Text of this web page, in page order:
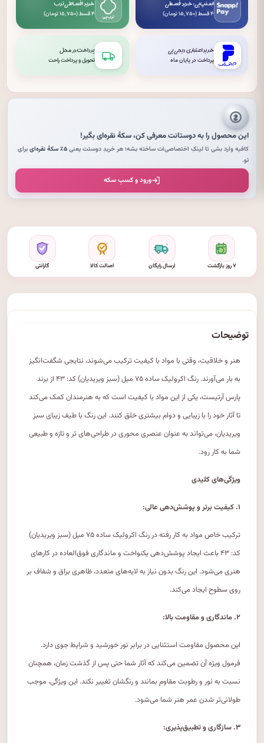
اسنپ‌پی: خرید قسطی
۴ قسط (۱۵٬۷۵۰ تومان)
خرید اقساطی ترب
۴ قسط (۱۵٬۷۵۰ تومان)
خرید اعتباری دیجی‌پی
پرداخت در پایان ماه
پرداخت در محل
تحویل و پرداخت راحت
این محصول را به دوستانت معرفی کن،سکهٔ نقره‌ایبگیر!
کافیه وارد بشی تا لینکِ اختصاصی‌ات ساخته بشه؛ هر خریدِ دوستت یعنی۵٪ سکهٔ نقره‌ای
برای
تو.
ورود و کسبِ سکه
۷ روز بازگشت ارسال رایگان اصالت کالا گارانتی
توضیحات
هنر و خلاقیت، وقتی با مواد با کیفیت ترکیب می‌شوند، نتایجی شگفت‌انگیز
به بار می‌آورند. رنگ اکرولیک ساده ۷۵ میل (سبز ویریدیان) کد: ۴۳ از برند
پارس آرتیست، یکی از این مواد با کیفیت است که به هنرمندان کمک می‌کند
تا آثار خود را با زیبایی و دوام بیشتری خلق کنند. این رنگ با طیف زیبای سبز
ویریدیان، می‌تواند به عنوان عنصری محوری در طراحی‌های تر و تازه و طبیعی
شما به کار رود.
ویژگی‌های کلیدی
۱. کیفیت برتر و پوشش‌دهی عالی:
ترکیب خاص مواد به کار رفته در رنگ اکرولیک ساده ۷۵ میل (سبز ویریدیان)
کد: ۴۳ باعث ایجاد پوشش‌دهی یکنواخت و ماندگاری فوق‌العاده در کارهای
هنری می‌شود. این رنگ بدون نیاز به لایه‌های متعدد، ظاهری براق و شفاف بر
روی سطوح ایجاد می‌کند.
۲. ماندگاری و مقاومت بالا:
این محصول مقاومت استثنایی در برابر نور خورشید و شرایط جوی دارد.
فرمول ویژه آن تضمین می‌کند که آثار شما حتی پس از گذشت زمان، همچنان
نسبت به نور و رطوبت مقاوم بمانند و رنگشان تغییر نکند. این ویژگی، موجب
طولانی‌تر شدن عمر هنر شما می‌شود.
۳. سازگاری و تطبیق‌پذیری: